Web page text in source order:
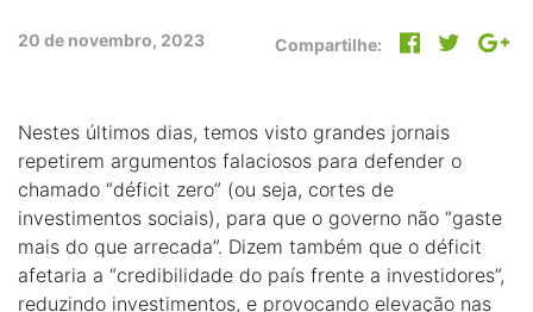
20 de novembro, 2023 Compartilhe:
Nestes últimos dias, temos visto grandes jornais
repetirem argumentos falaciosos para defender o
chamado “déficit zero” (ou seja, cortes de
investimentos sociais), para que o governo não “gaste
mais do que arrecada”. Dizem também que o déficit
afetaria a “credibilidade do país frente a investidores”,
reduzindo investimentos, e provocando elevação nas